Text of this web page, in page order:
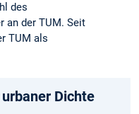
des
an der TUM. Seit
TUM als
Dichte